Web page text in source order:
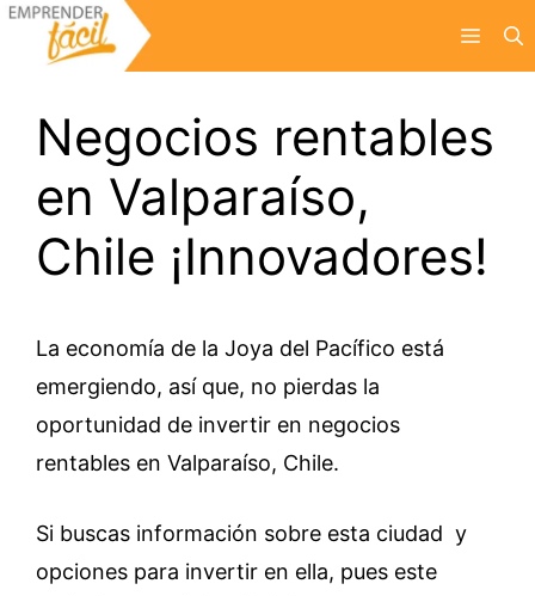
Saltar
Menú
Negocios rentables
en Valparaíso,
Chile ¡Innovadores!
La economía de la Joya del Pacífico está
emergiendo, así que, no pierdas la
oportunidad de invertir en negocios
rentables en Valparaíso, Chile.
Si buscas información sobre esta ciudad y
opciones para invertir en ella, pues este